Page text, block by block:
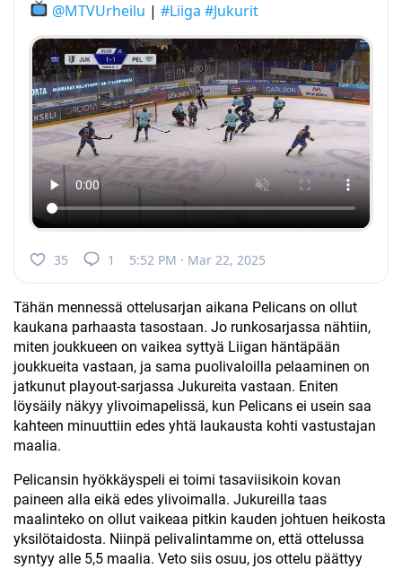
@MTVUrheilu | #Liiga #Jukurit
35 1 5:52 PM · Mar 22, 2025
Tähän mennessä ottelusarjan aikana Pelicans on ollut
kaukana parhaasta tasostaan. Jo runkosarjassa nähtiin,
miten joukkueen on vaikea syttyä Liigan häntäpään
joukkueita vastaan, ja sama puolivaloilla pelaaminen on
jatkunut playout-sarjassa Jukureita vastaan. Eniten
löysäily näkyy ylivoimapelissä, kun Pelicans ei usein saa
kahteen minuuttiin edes yhtä laukausta kohti vastustajan
maalia.
Pelicansin hyökkäyspeli ei toimi tasaviisikoin kovan
paineen alla eikä edes ylivoimalla. Jukureilla taas
maalinteko on ollut vaikeaa pitkin kauden johtuen heikosta
yksilötaidosta. Niinpä pelivalintamme on, että ottelussa
syntyy alle 5,5 maalia. Veto siis osuu, jos ottelu päättyy